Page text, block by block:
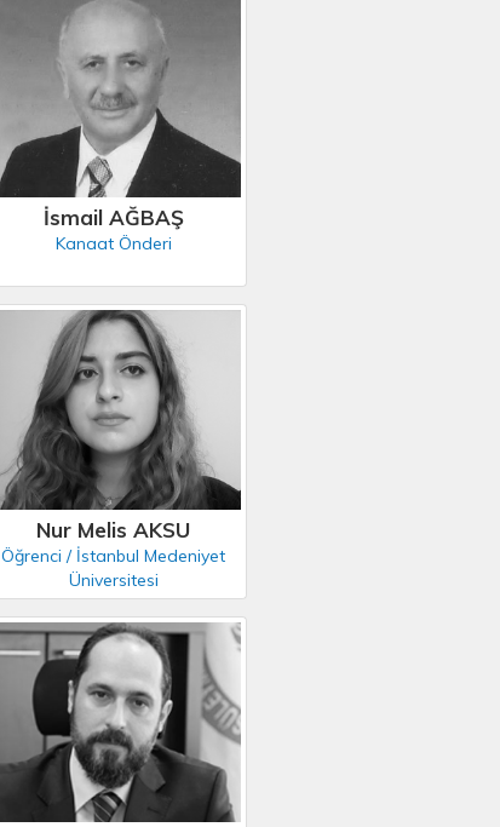
İsmail AĞBAŞ
Kanaat Önderi
Nur Melis AKSU
Öğrenci / İstanbul Medeniyet
Üniversitesi